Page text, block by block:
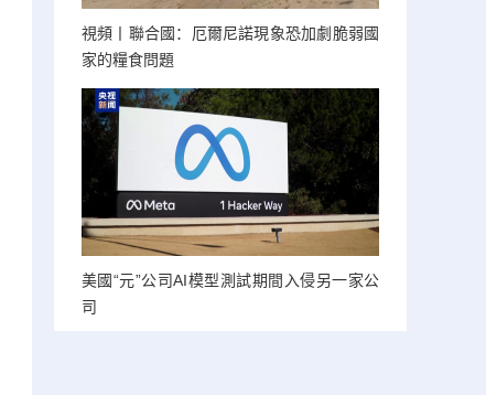
視頻丨聯合國：厄爾尼諾現象恐加劇脆弱國
家的糧食問題
美國“元”公司AI模型測試期間入侵另一家公
司